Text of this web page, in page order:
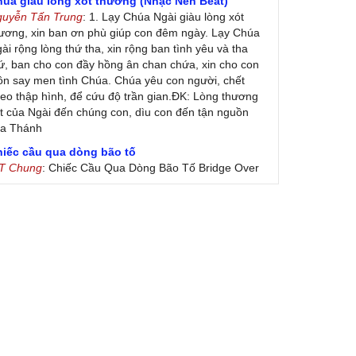
Tấn Trung: 1. Lạy Chúa Ngài giàu lòng xót
xin ban ơn phù giúp con đêm ngày. Lạy Chúa
rộng lòng thứ tha, xin rộng ban tình yêu và tha
ban cho con đầy hồng ân chan chứa, xin cho con
say men tình Chúa. Chúa yêu con người, chết
thập hình, để cứu độ trần gian.ĐK: Lòng thương
của Ngài đến chúng con, dìu con đến tận nguồn
Thánh
cầu qua dòng bão tố
Chung: Chiếc Cầu Qua Dòng Bão Tố Bridge Over
Water by Simon & Garfunkel (Released